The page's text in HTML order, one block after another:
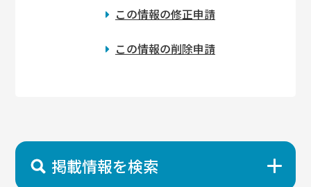
この情報の修正申請
この情報の削除申請
掲載情報を検索